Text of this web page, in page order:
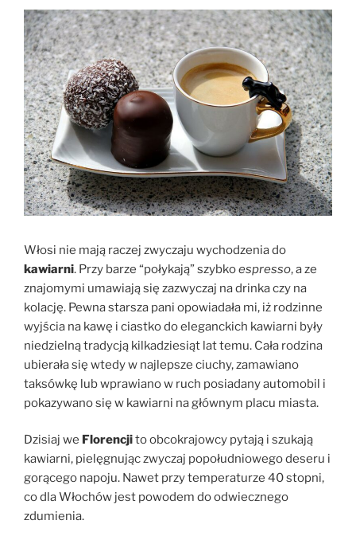
Włosi nie mają raczej zwyczaju wychodzenia do
kawiarni. Przy barze “połykają” szybkoespresso, a ze
znajomymi umawiają się zazwyczaj na drinka czy na
kolację. Pewna starsza pani opowiadała mi, iż rodzinne
wyjścia na kawę i ciastko do eleganckich kawiarni były
niedzielną tradycją kilkadziesiąt lat temu. Cała rodzina
ubierała się wtedy w najlepsze ciuchy, zamawiano
taksówkę lub wprawiano w ruch posiadany automobil i
pokazywano się w kawiarni na głównym placu miasta.
Dzisiaj we Florencjito obcokrajowcy pytają i szukają
kawiarni, pielęgnując zwyczaj popołudniowego deseru i
gorącego napoju. Nawet przy temperaturze 40 stopni,
co dla Włochów jest powodem do odwiecznego
zdumienia.